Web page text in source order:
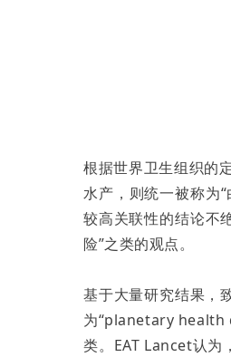
根据世界卫生组织的
水产，则统一被称为
较高关联性的结论不
险”之类的观点。
基于大量研究结果，
为“planetary health
类。EAT Lancet认为